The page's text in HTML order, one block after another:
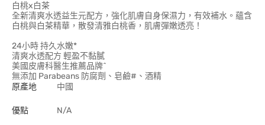
白桃x白茶
全新清爽水透益生元配方，強化肌膚自身保濕力，有效補水。蘊含
白桃與白茶精華，散發清雅白桃香，肌膚彈嫩透亮！
24小時 持久水嫩*
清爽水透配方 輕盈不黏膩
美國皮膚科醫生推薦品牌^
無添加 Parabeans 防腐劑、皂鹼#、酒精
原產地
中國
優點 N/A